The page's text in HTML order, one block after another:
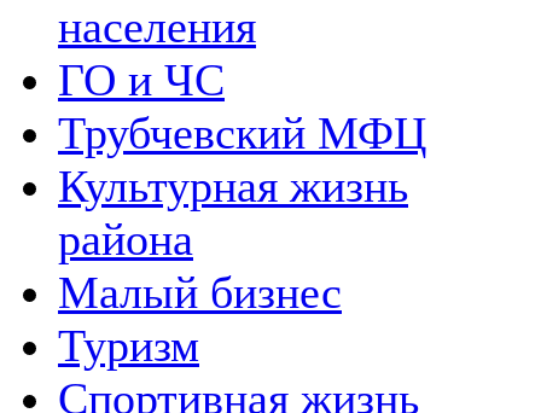
населения
ГО и ЧС
Трубчевский МФЦ
Культурная жизнь
района
Малый бизнес
Туризм
Спортивная жизнь